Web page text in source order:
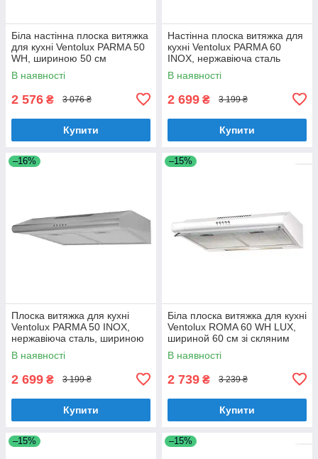
Біла настінна плоска витяжка
для кухні Ventolux PARMA 50
WH, шириною 50 см
В наявності
2 576 ₴ 3 076 ₴
Купити
Настінна плоска витяжка для
кухні Ventolux PARMA 60
INOX, нержавіюча сталь
шириною 60 см
В наявності
2 699 ₴ 3 199 ₴
Купити
–16%
Плоска витяжка для кухні
Ventolux PARMA 50 INOX,
нержавіюча сталь, шириною
50 см, під навісну шафу
В наявності
2 699 ₴ 3 199 ₴
Купити
–15%
Біла плоска витяжка для кухні
Ventolux ROMA 60 WH LUX,
шириной 60 см зі скляним
козирком
В наявності
2 739 ₴ 3 239 ₴
Купити
–15% –15%